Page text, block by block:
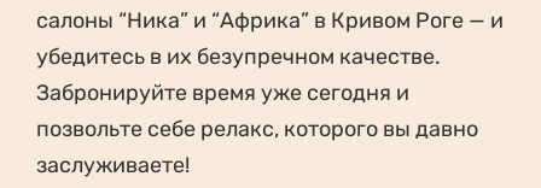
салоны “Ника” и “Африка” в Кривом Роге — и
убедитесь в их безупречном качестве.
Забронируйте время уже сегодня и
позвольте себе релакс, которого вы давно
заслуживаете!